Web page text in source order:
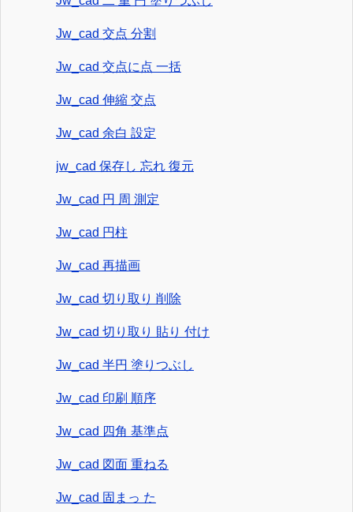
Jw_cad 交点 分割
Jw_cad 交点に点 一括
Jw_cad 伸縮 交点
Jw_cad 余白 設定
jw_cad 保存し 忘れ 復元
Jw_cad 円 周 測定
Jw_cad 円柱
Jw_cad 再描画
Jw_cad 切り取り 削除
Jw_cad 切り取り 貼り 付け
Jw_cad 半円 塗りつぶし
Jw_cad 印刷 順序
Jw_cad 四角 基準点
Jw_cad 図面 重ねる
Jw_cad 固まっ た